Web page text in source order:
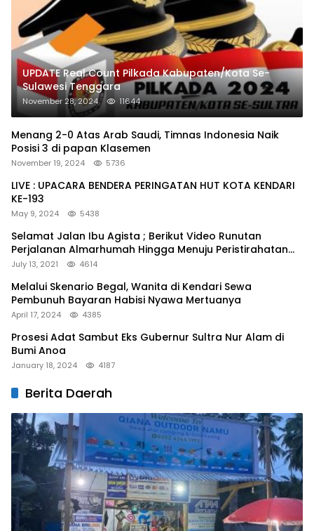
UPDATE Real Count Pilkada Kabupaten/Kota Se-
Sulawesi Tenggara
November 28, 2024 11644
Menang 2-0 Atas Arab Saudi, Timnas Indonesia Naik
Posisi 3 di papan Klasemen
November 19, 2024 5736
LIVE : UPACARA BENDERA PERINGATAN HUT KOTA KENDARI
KE-193
May 9, 2024 5438
Selamat Jalan Ibu Agista ; Berikut Video Runutan
Perjalanan Almarhumah Hingga Menuju Peristirahatan
Terakhir
July 13, 2021 4614
Melalui Skenario Begal, Wanita di Kendari Sewa
Pembunuh Bayaran Habisi Nyawa Mertuanya
April 17, 2024 4385
Prosesi Adat Sambut Eks Gubernur Sultra Nur Alam di
Bumi Anoa
January 18, 2024 4187
Berita Daerah